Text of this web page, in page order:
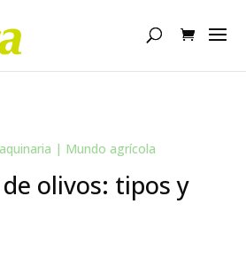
| Mundo agrícola
olivos: tipos y